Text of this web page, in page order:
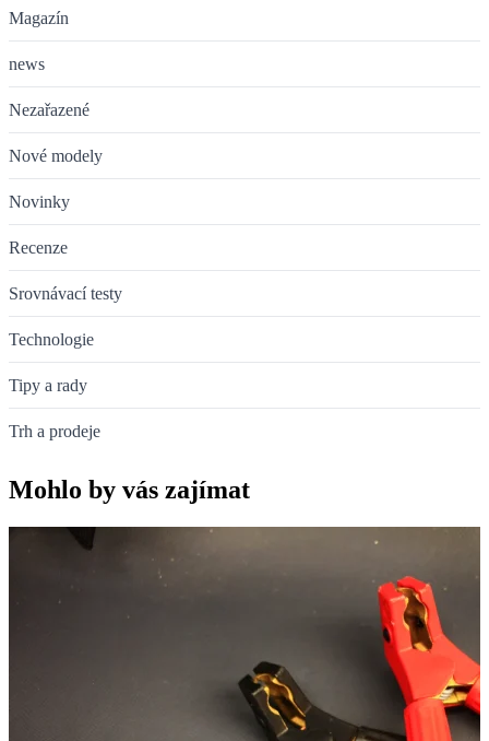
Magazín
news
Nezařazené
Nové modely
Novinky
Recenze
Srovnávací testy
Technologie
Tipy a rady
Trh a prodeje
Mohlo by vás zajímat